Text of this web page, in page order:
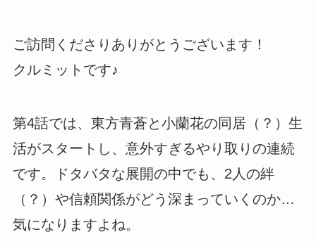
ご訪問くださりありがとうございます！
クルミットです♪
第4話では、東方青蒼と小蘭花の同居（？）生
活がスタートし、意外すぎるやり取りの連続
です。ドタバタな展開の中でも、2人の絆
（？）や信頼関係がどう深まっていくのか…
気になりますよね。